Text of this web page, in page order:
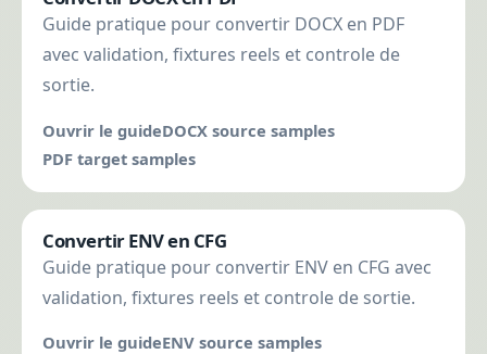
Guide pratique pour convertir DOCX en PDF
avec validation, fixtures reels et controle de
sortie.
Ouvrir le guideDOCX source samples
PDF target samples
Convertir ENV en CFG
Guide pratique pour convertir ENV en CFG avec
validation, fixtures reels et controle de sortie.
Ouvrir le guideENV source samples